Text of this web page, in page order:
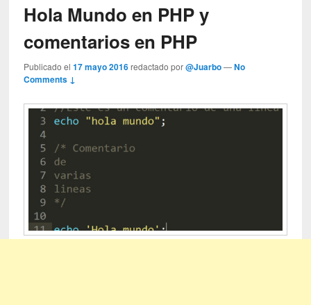
Hola Mundo en PHP y
comentarios en PHP
Publicado el17 mayo 2016 redactado por@Juarbo —No
Comments ↓